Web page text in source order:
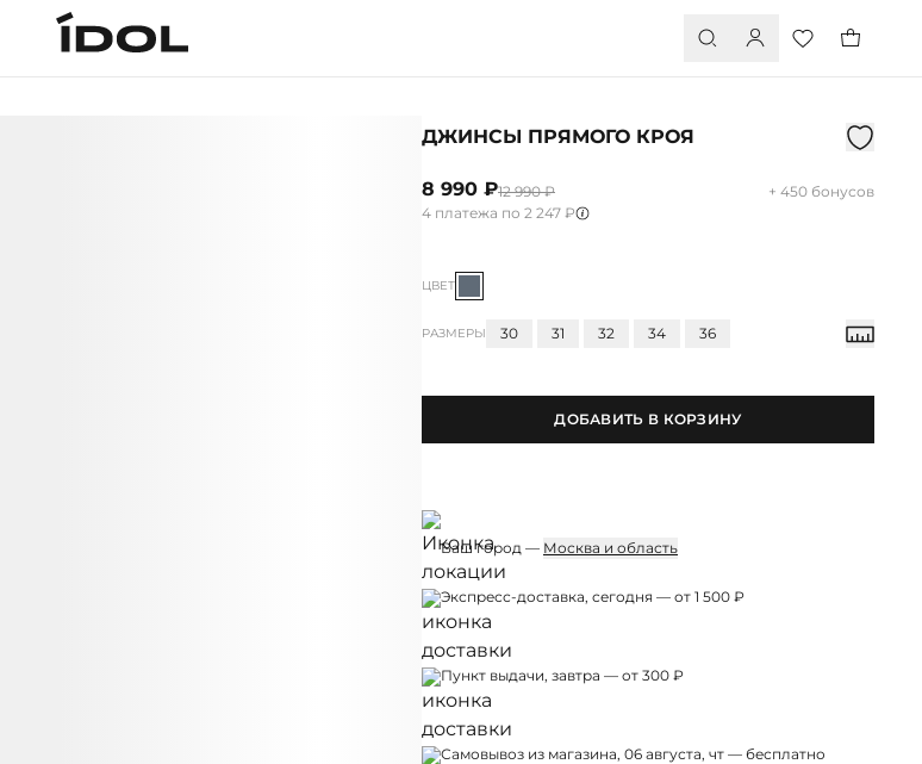
ДЖИНСЫ ПРЯМОГО КРОЯ
8 990 ₽12 990 ₽
+ 450 бонусов
4 платежа по 2 247 ₽
ЦВЕТ
РАЗМЕРЫ 30 31 32 34 36
ДОБАВИТЬ В КОРЗИНУ
Ваш город — Москва и область
Экспресс-доставка, сегодня — от 1 500 ₽
Пункт выдачи, завтра — от 300 ₽
Самовывоз из магазина, 06 августа, чт — бесплатно